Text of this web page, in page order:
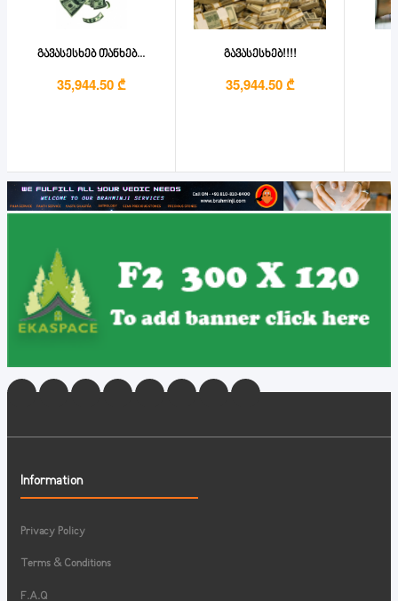
გავასესხებ თანხებ...
35,944.50 ₾
გავასესხებ!!!!
35,944.50 ₾
Information
Privacy Policy
Terms & Conditions
F.A.Q